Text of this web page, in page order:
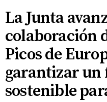
La Junta
colaboración
Picos de
garantizar
sostenible